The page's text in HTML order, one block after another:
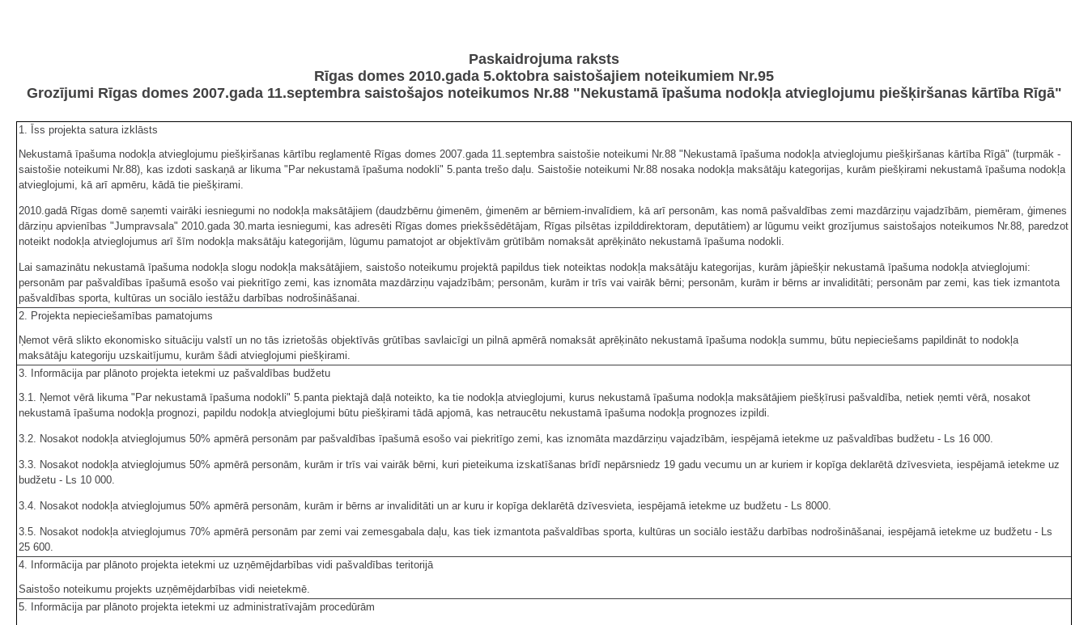
Paskaidrojuma raksts
Rīgas domes 2010.gada 5.oktobra saistošajiem noteikumiem Nr.95
Grozījumi Rīgas domes 2007.gada 11.septembra saistošajos noteikumos Nr.88 "Nekustamā īpašuma nodokļa atvieglojumu piešķiršanas kārtība Rīgā"
1. Īss projekta satura izklāsts
Nekustamā īpašuma nodokļa atvieglojumu piešķiršanas kārtību reglamentē Rīgas domes 2007.gada 11.septembra saistošie noteikumi Nr.88 "Nekustamā īpašuma nodokļa atvieglojumu piešķiršanas kārtība Rīgā" (turpmāk -
saistošie noteikumi Nr.88), kas izdoti saskaņā ar likuma "Par nekustamā īpašuma nodokli" 5.panta trešo daļu. Saistošie noteikumi Nr.88 nosaka nodokļa maksātāju kategorijas, kurām piešķirami nekustamā īpašuma nodokļa
atvieglojumi, kā arī apmēru, kādā tie piešķirami.
2010.gadā Rīgas domē saņemti vairāki iesniegumi no nodokļa maksātājiem (daudzbērnu ģimenēm, ģimenēm ar bērniem-invalīdiem, kā arī personām, kas nomā pašvaldības zemi mazdārziņu vajadzībām, piemēram, ģimenes
dārziņu apvienības "Jumpravsala" 2010.gada 30.marta iesniegumi, kas adresēti Rīgas domes priekšsēdētājam, Rīgas pilsētas izpilddirektoram, deputātiem) ar lūgumu veikt grozījumus saistošajos noteikumos Nr.88, paredzot
noteikt nodokļa atvieglojumus arī šīm nodokļa maksātāju kategorijām, lūgumu pamatojot ar objektīvām grūtībām nomaksāt aprēķināto nekustamā īpašuma nodokli.
Lai samazinātu nekustamā īpašuma nodokļa slogu nodokļa maksātājiem, saistošo noteikumu projektā papildus tiek noteiktas nodokļa maksātāju kategorijas, kurām jāpiešķir nekustamā īpašuma nodokļa atvieglojumi:
personām par pašvaldības īpašumā esošo vai piekritīgo zemi, kas iznomāta mazdārziņu vajadzībām; personām, kurām ir trīs vai vairāk bērni; personām, kurām ir bērns ar invaliditāti; personām par zemi, kas tiek izmantota
pašvaldības sporta, kultūras un sociālo iestāžu darbības nodrošināšanai.
2. Projekta nepieciešamības pamatojums
Ņemot vērā slikto ekonomisko situāciju valstī un no tās izrietošās objektīvās grūtības savlaicīgi un pilnā apmērā nomaksāt aprēķināto nekustamā īpašuma nodokļa summu, būtu nepieciešams papildināt to nodokļa
maksātāju kategoriju uzskaitījumu, kurām šādi atvieglojumi piešķirami.
3. Informācija par plānoto projekta ietekmi uz pašvaldības budžetu
3.1. Ņemot vērā likuma "Par nekustamā īpašuma nodokli" 5.panta piektajā daļā noteikto, ka tie nodokļa atvieglojumi, kurus nekustamā īpašuma nodokļa maksātājiem piešķīrusi pašvaldība, netiek ņemti vērā, nosakot
nekustamā īpašuma nodokļa prognozi, papildu nodokļa atvieglojumi būtu piešķirami tādā apjomā, kas netraucētu nekustamā īpašuma nodokļa prognozes izpildi.
3.2. Nosakot nodokļa atvieglojumus 50% apmērā personām par pašvaldības īpašumā esošo vai piekritīgo zemi, kas iznomāta mazdārziņu vajadzībām, iespējamā ietekme uz pašvaldības budžetu - Ls 16 000.
3.3. Nosakot nodokļa atvieglojumus 50% apmērā personām, kurām ir trīs vai vairāk bērni, kuri pieteikuma izskatīšanas brīdī nepārsniedz 19 gadu vecumu un ar kuriem ir kopīga deklarētā dzīvesvieta, iespējamā ietekme uz
budžetu - Ls 10 000.
3.4. Nosakot nodokļa atvieglojumus 50% apmērā personām, kurām ir bērns ar invaliditāti un ar kuru ir kopīga deklarētā dzīvesvieta, iespējamā ietekme uz budžetu - Ls 8000.
3.5. Nosakot nodokļa atvieglojumus 70% apmērā personām par zemi vai zemesgabala daļu, kas tiek izmantota pašvaldības sporta, kultūras un sociālo iestāžu darbības nodrošināšanai, iespējamā ietekme uz budžetu - Ls
25 600.
4. Informācija par plānoto projekta ietekmi uz uzņēmējdarbības vidi pašvaldības teritorijā
Saistošo noteikumu projekts uzņēmējdarbības vidi neietekmē.
5. Informācija par plānoto projekta ietekmi uz administratīvajām procedūrām